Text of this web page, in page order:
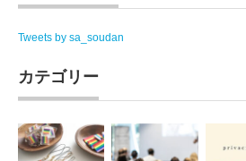
Tweets by sa_soudan
カテゴリー